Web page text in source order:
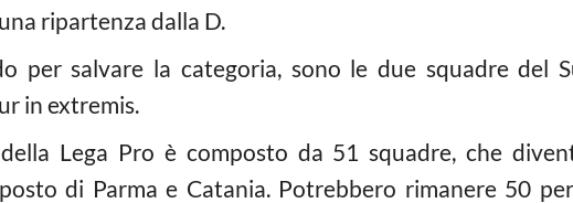
ripartenza dalla D.
per salvare la categoria, sono le due squadre del
in extremis.
Lega Pro è composto da 51 squadre, che
di Parma e Catania. Potrebbero rimanere 50